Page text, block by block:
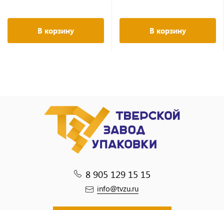
В корзину В корзину
8 905 129 15 15
info@tvzu.ru